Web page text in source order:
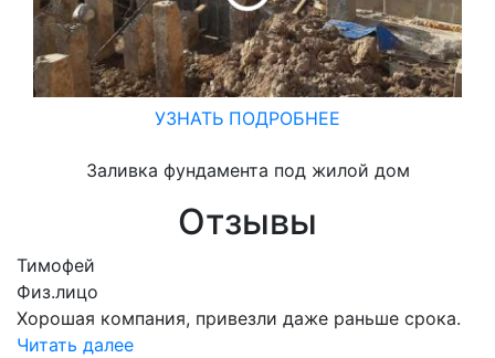
УЗНАТЬ ПОДРОБНЕЕ
Заливка фундамента под жилой дом
Отзывы
Тимофей
Физ.лицо
Хорошая компания, привезли даже раньше срока.
Читать далее